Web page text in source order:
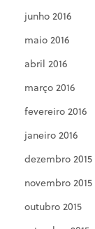
junho 2016
maio 2016
abril 2016
março 2016
fevereiro 2016
janeiro 2016
dezembro 2015
novembro 2015
outubro 2015